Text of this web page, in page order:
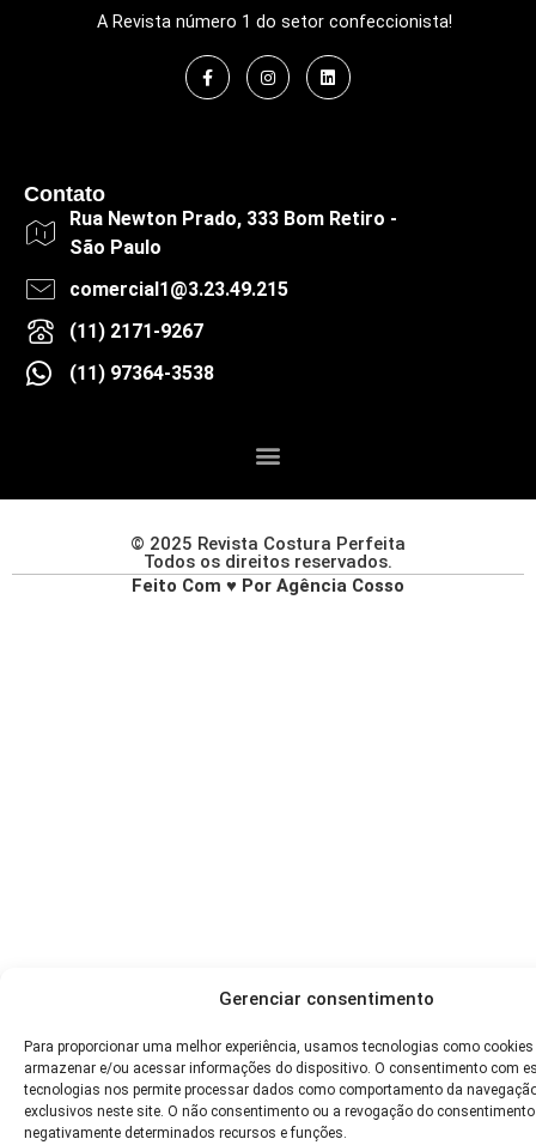
Gerenciar consentimento
Para proporcionar uma melhor experiência, usamos tecnologias como cookies
armazenar e/ou acessar informações do dispositivo. O consentimento com
tecnologias nos permite processar dados como comportamento da
exclusivos neste site. O não consentimento ou a revogação do
negativamente determinados recursos e funções.
A Revista número 1 do setor confeccionista!
Contato
Rua Newton Prado, 333 Bom Retiro -
São Paulo
comercial1@3.23.49.215
(11) 2171-9267
(11) 97364-3538
© 2025 Revista Costura Perfeita
Todos os direitos reservados.
Feito Com ♥ Por Agência Cosso